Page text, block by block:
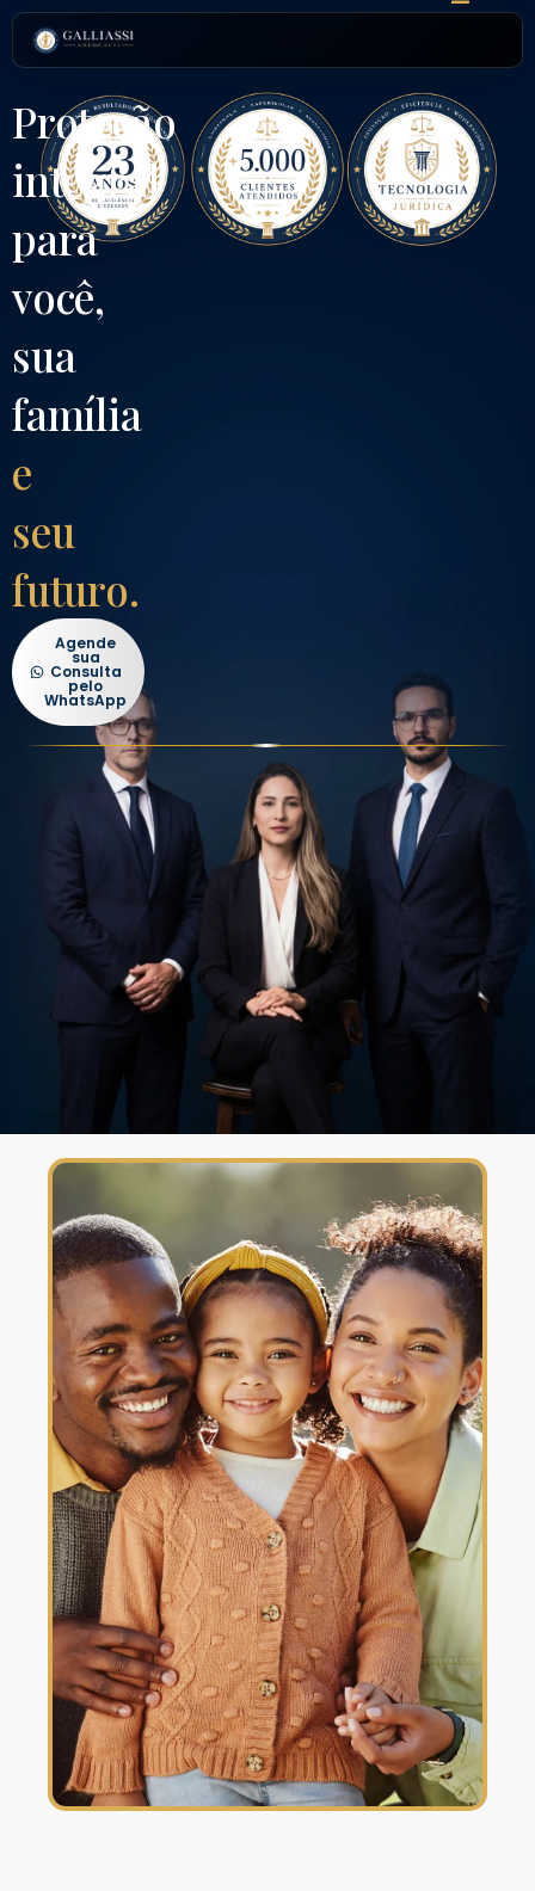
Proteção
integral
para
você,
sua
família
e
seu
futuro.
Agende
sua
Consulta
pelo
WhatsApp